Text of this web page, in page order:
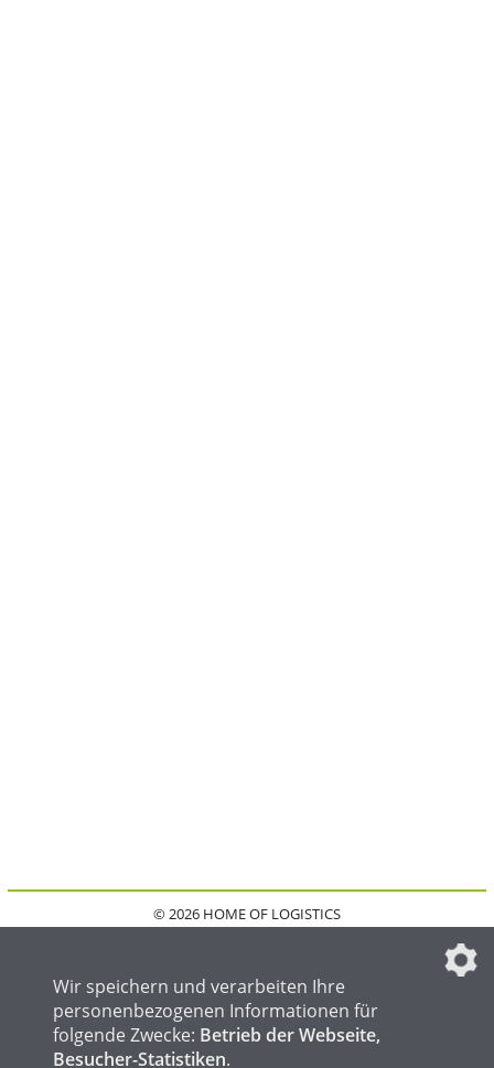
© 2026 HOME OF LOGISTICS
IMPRESSUM
FAQ
DATENSCHUTZEINSTELLUNGEN
Wir speichern und verarbeiten Ihre
personenbezogenen Informationen für
folgende Zwecke: Betrieb der Webseite,
Besucher-Statistiken.